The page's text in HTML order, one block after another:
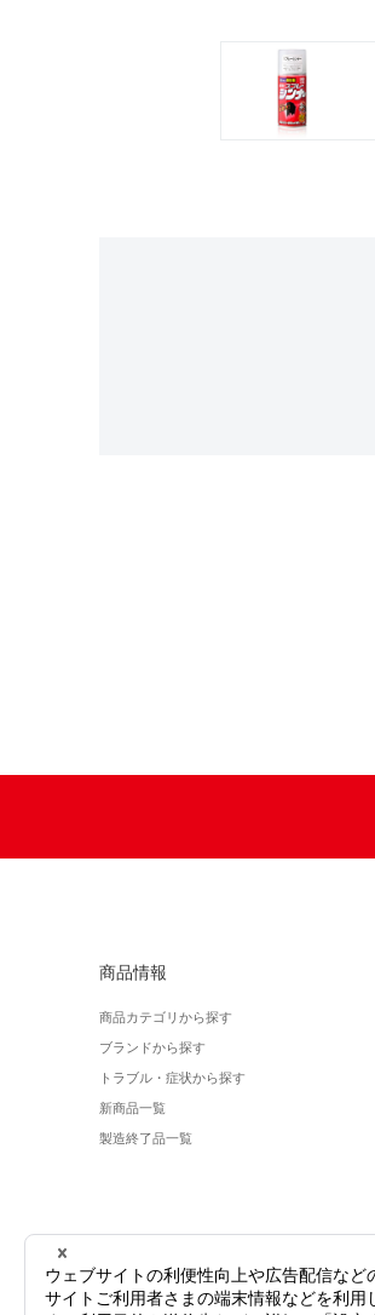
商品情報
商品カテゴリから探す
ブランドから探す
トラブル・症状から探す
新商品一覧
製造終了品一覧